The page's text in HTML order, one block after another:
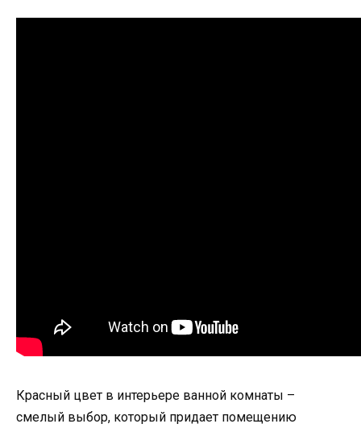
Красный цвет в интерьере ванной комнаты –
смелый выбор, который придает помещению